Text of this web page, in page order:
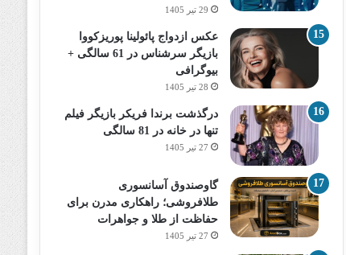
29 تیر 1405
عکس ازدواج پائولینا پوریزکووا
بازیگر سرشناس در 61 سالگی +
بیوگرافی
28 تیر 1405
درگذشت برندا فریکر بازیگر فیلم
تنها در خانه در 81 سالگی
27 تیر 1405
گاوصندوق آسانسوری
طلافروشی؛ راهکاری مدرن برای
حفاظت از طلا و جواهرات
27 تیر 1405